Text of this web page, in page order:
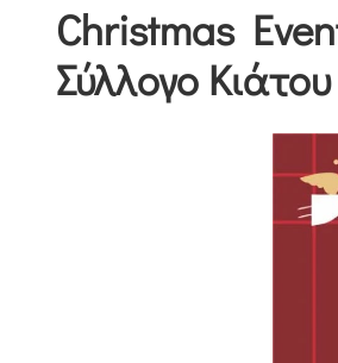
Christmas
Σύλλογο Κιάτου